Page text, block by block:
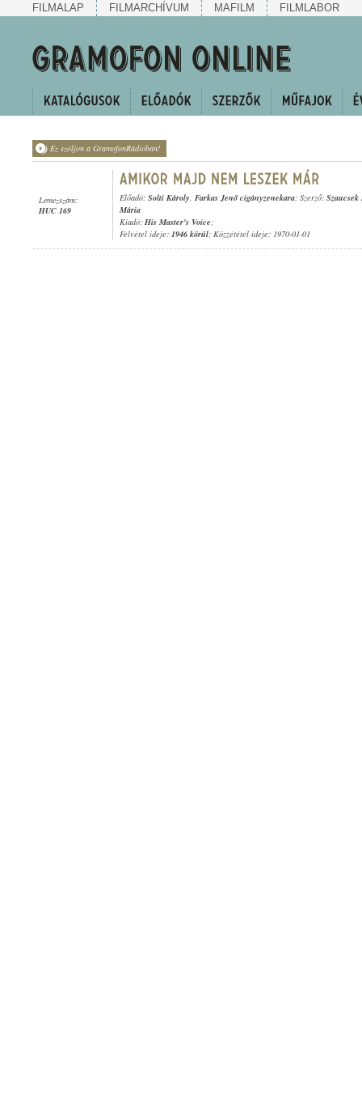
FILMALAP FILMARCHÍVUM MAFILM FILMLABOR
Ez szóljon a GramofonRádióban!
Lemezszám:
HUC 169
Előadó: Solti Károly, Farkas Jenő cigányzenekara; Szerző:
Mária
Kiadó: His Master's Voice;
Felvétel ideje: 1946 körül; Közzététel ideje: 1970-01-01